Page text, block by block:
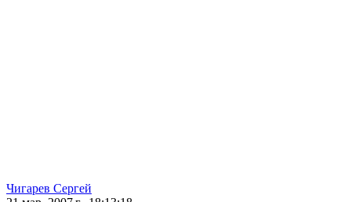
Чигарев Сергей